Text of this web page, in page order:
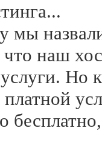
мы
наш
Но